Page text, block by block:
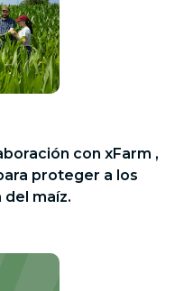
con xFarm ,
proteger a los
maíz.